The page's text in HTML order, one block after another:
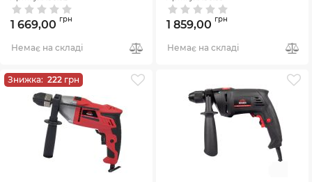
1 669,00 грн
Немає на складі
1 859,00 грн
Немає на складі
Знижка: 222 грн